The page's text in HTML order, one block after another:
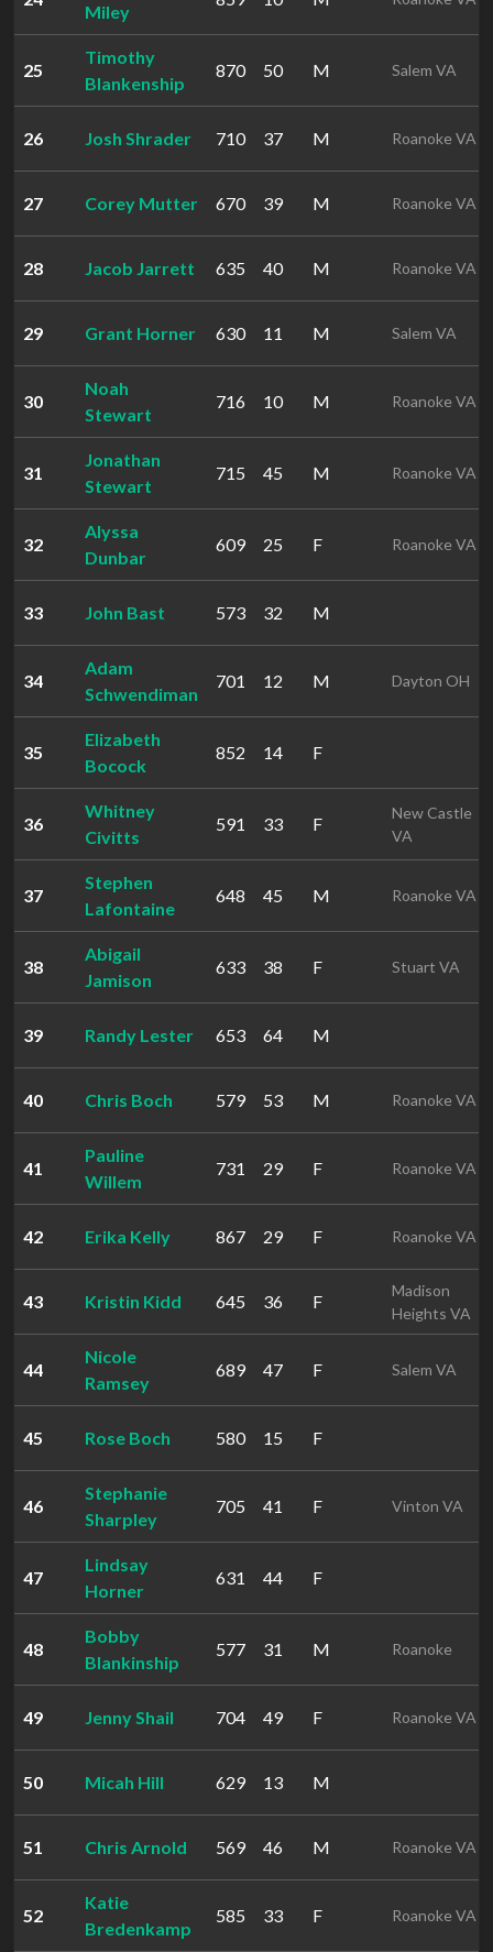
Miley
25
Timothy
Blankenship
870 50 M Salem VA
26 Josh Shrader 710 37 M Roanoke VA
27 Corey Mutter 670 39 M Roanoke VA
28 Jacob Jarrett 635 40 M Roanoke VA
29 Grant Horner 630 11 M Salem VA
30
Noah
Stewart
716 10 M Roanoke VA
31
Jonathan
Stewart
715 45 M Roanoke VA
32
Alyssa
Dunbar
609 25 F Roanoke VA
33 John Bast 573 32 M
34
Adam
Schwendiman
701 12 M Dayton OH
35
Elizabeth
Bocock
852 14 F
36
Whitney
Civitts
591 33 F
New Castle
VA
37
Stephen
Lafontaine
648 45 M Roanoke VA
38
Abigail
Jamison
633 38 F Stuart VA
39 Randy Lester 653 64 M
40 Chris Boch 579 53 M Roanoke VA
41
Pauline
Willem
731 29 F Roanoke VA
42 Erika Kelly 867 29 F Roanoke VA
43 Kristin Kidd 645 36 F
Madison
Heights VA
44
Nicole
Ramsey
689 47 F Salem VA
45 Rose Boch 580 15 F
46
Stephanie
Sharpley
705 41 F Vinton VA
47
Lindsay
Horner
631 44 F
48
Bobby
Blankinship
577 31 M Roanoke
49 Jenny Shail 704 49 F Roanoke VA
50 Micah Hill 629 13 M
51 Chris Arnold 569 46 M Roanoke VA
52
Katie
Bredenkamp
585 33 F Roanoke VA